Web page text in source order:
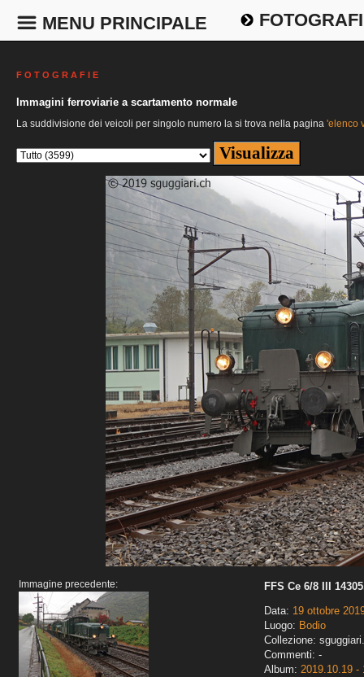
MENU PRINCIPALE
F O T O G R A F I E
Immagini ferroviarie a scartamento normale
La suddivisione dei veicoli per singolo numero la si trova nella pagina 'elenco
Immagine precedente:
FFS Ce 6/8 III
Data: 19 ottobre
Luogo: Bodio
Collezione:
Commenti: -
Album: 2019.10.19 -